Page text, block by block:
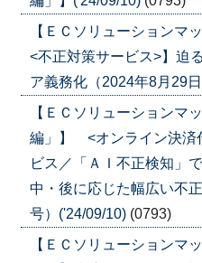
【ＥＣソリューション
<不正対策サービス>】迫
ア義務化（2024年8月29
【ＥＣソリューション
編」】 <オンライン決
ビス／「ＡＩ不正検知」
中・後に応じた幅広い不
号）('24/09/10) (0793)
【ＥＣソリューション